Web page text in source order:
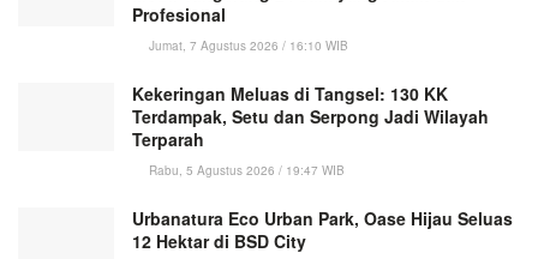
Profesional
Jumat, 7 Agustus 2026 / 16:10 WIB
Kekeringan Meluas di Tangsel: 130 KK
Terdampak, Setu dan Serpong Jadi Wilayah
Terparah
Rabu, 5 Agustus 2026 / 19:47 WIB
Urbanatura Eco Urban Park, Oase Hijau Seluas
12 Hektar di BSD City